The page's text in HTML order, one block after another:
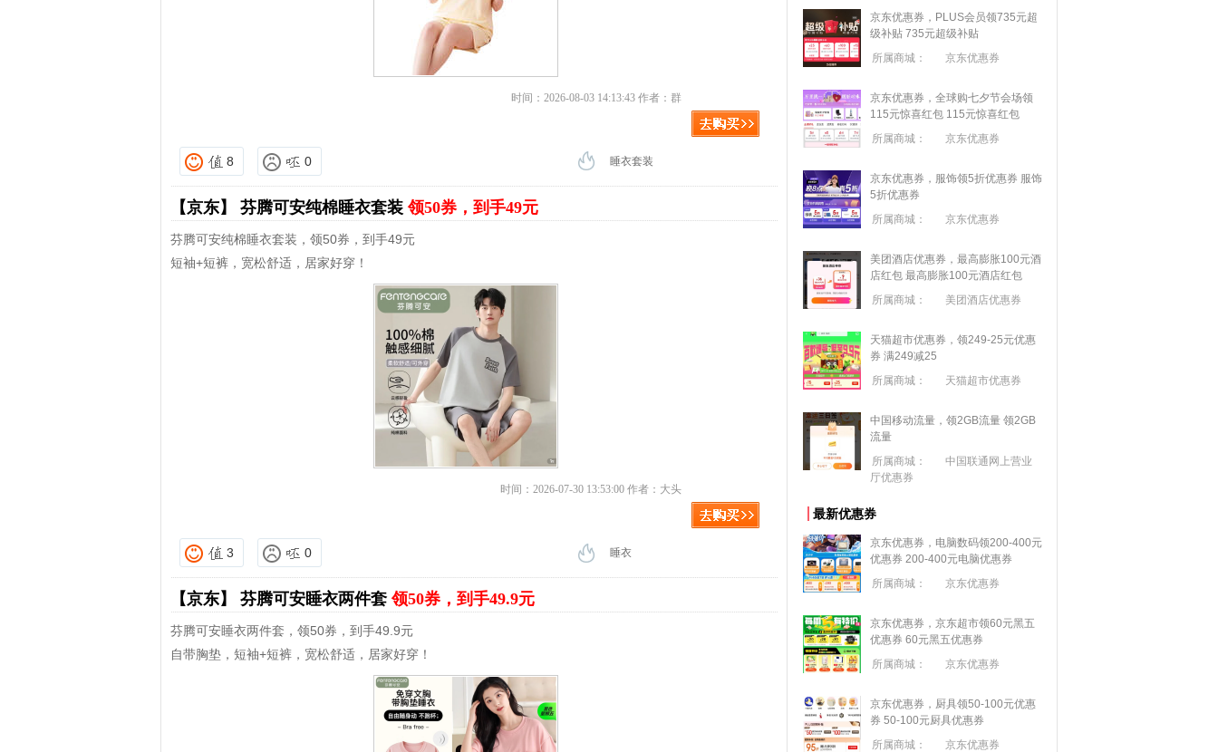
时间：2026-08-03 14:13:43 作者：群
8 0 睡衣套装
【京东】 芬腾可安纯棉睡衣套装领50券，到手49元
芬腾可安纯棉睡衣套装，领50券，到手49元
短袖+短裤，宽松舒适，居家好穿！
时间：2026-07-30 13:53:00 作者：大头
3 0 睡衣
【京东】 芬腾可安睡衣两件套领50券，到手49.9元
芬腾可安睡衣两件套，领50券，到手49.9元
自带胸垫，短袖+短裤，宽松舒适，居家好穿！
京东优惠券，PLUS会员领735元超
级补贴 735元超级补贴
所属商城：
京东优惠券
京东优惠券，全球购七夕节会场领
115元惊喜红包 115元惊喜红包
所属商城：
京东优惠券
京东优惠券，服饰领5折优惠券 服饰
5折优惠券
所属商城：
京东优惠券
美团酒店优惠券，最高膨胀100元酒
店红包 最高膨胀100元酒店红包
所属商城：
美团酒店优惠券
天猫超市优惠券，领249-25元优惠
券 满249减25
所属商城：
天猫超市优惠券
中国移动流量，领2GB流量 领2GB
流量
所属商城：
中国联通网上营业
厅优惠券
最新优惠券
京东优惠券，电脑数码领200-400元
优惠券 200-400元电脑优惠券
所属商城：
京东优惠券
京东优惠券，京东超市领60元黑五
优惠券 60元黑五优惠券
所属商城：
京东优惠券
京东优惠券，厨具领50-100元优惠
券 50-100元厨具优惠券
所属商城：
京东优惠券